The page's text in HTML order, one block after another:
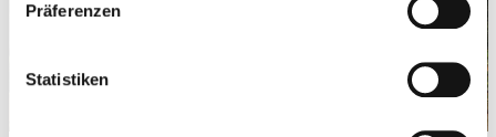
Präferenzen
Statistiken